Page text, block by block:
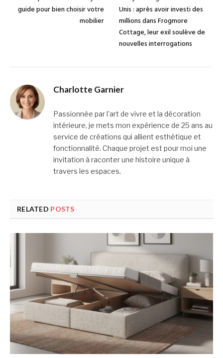
guide pour bien choisir votre
mobilier
Unis : après avoir investi des
millions dans Frogmore
Cottage, leur exil soulève de
nouvelles interrogations
Charlotte Garnier
Passionnée par l'art de vivre et la décoration
intérieure, je mets mon expérience de 25 ans au
service de créations qui allient esthétique et
fonctionnalité. Chaque projet est pour moi une
invitation à raconter une histoire unique à
travers les espaces.
RELATED POSTS